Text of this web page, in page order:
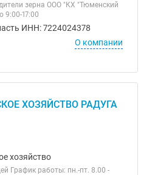
зерна ООО "КХ "Тюменский
9:00-17:00
ИНН: 7224024378
О компании
ХОЗЯЙСТВО РАДУГА
хозяйство
График работы: пн.-пт. 8.00 -